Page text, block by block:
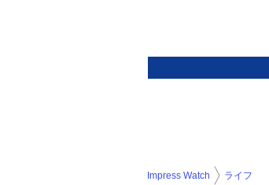
Impress Watch ライフ